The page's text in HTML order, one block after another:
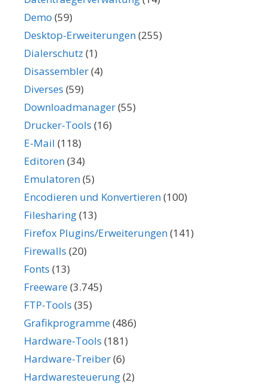
Demo (59)
Desktop-Erweiterungen(255)
Dialerschutz (1)
Disassembler(4)
Diverses (59)
Downloadmanager(55)
Drucker-Tools (16)
E-Mail (118)
Editoren(34)
Emulatoren(5)
Encodieren und Konvertieren(100)
Filesharing(13)
Firefox Plugins/Erweiterungen(141)
Firewalls (20)
Fonts (13)
Freeware(3.745)
FTP-Tools (35)
Grafikprogramme(486)
Hardware-Tools (181)
Hardware-Treiber(6)
Hardwaresteuerung(2)